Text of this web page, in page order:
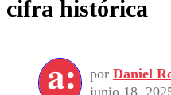
Colo Colo
Seleccion
Entretención
Economía
Opinión
cifra histórica
por Daniel
junio 18,